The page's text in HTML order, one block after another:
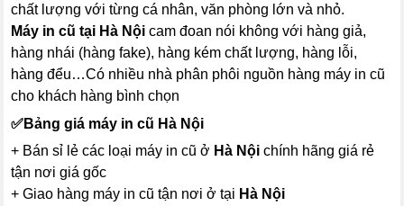
chất lượng với từng cá nhân, văn phòng lớn và nhỏ.
Máy in cũ tại Hà Nội cam đoan nói không với hàng giả,
hàng nhái (hàng fake), hàng kém chất lượng, hàng lỗi,
hàng đểu…Có nhiều nhà phân phôi nguồn hàng máy in cũ
cho khách hàng bình chọn
✅Bảng giá máy in cũ Hà Nội
+ Bán sỉ lẻ các loại máy in cũ ở Hà Nội chính hãng giá rẻ
tận nơi giá gốc
+ Giao hàng máy in cũ tận nơi ở tại Hà Nội